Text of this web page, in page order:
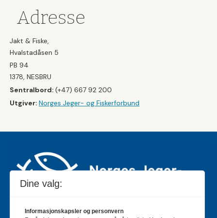
Adresse
Jakt & Fiske,
Hvalstadåsen 5
PB 94
1378, NESBRU
Sentralbord: (+47) 667 92 200
Utgiver: Norges Jeger- og Fiskerforbund
Dine valg:
Informasjonskapsler og personvern